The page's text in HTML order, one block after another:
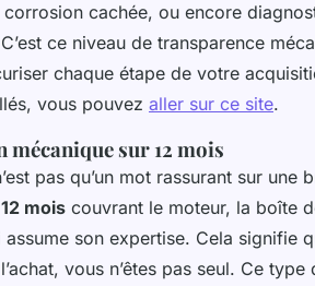
cachée, ou encore
ce niveau de transparence
chaque étape de votre
vous pouvez aller sur ce site.
sur 12 mois
pas qu’un mot rassurant sur une
12 mois couvrant le moteur, la boîte
assume son expertise. Cela signifie
vous n’êtes pas seul. Ce